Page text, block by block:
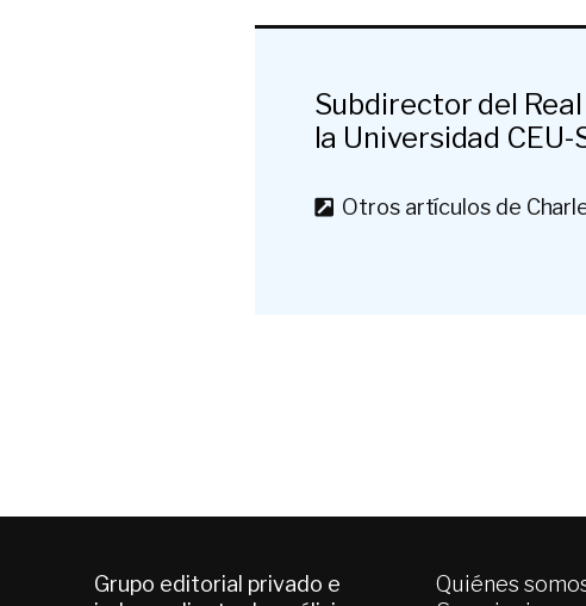
Subdirector del
la Universidad CEU-
Otros artículos de
Grupo editorial privado e
Quiénes